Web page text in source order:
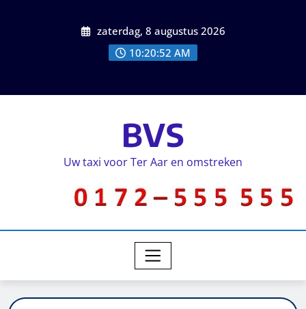
zaterdag, 8 augustus 2026
10:20:52 AM
BVS
Uw taxi voor Ter Aar en omstreken